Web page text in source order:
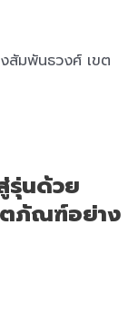
สัมพันธวงศ์ เขต
รุ่นด้วย
ตภัณฑ์อย่าง